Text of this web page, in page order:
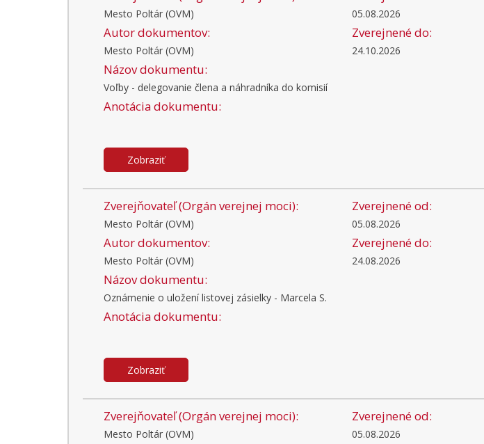
Mesto Poltár (OVM) 05.08.2026
Autor dokumentov:
Mesto Poltár (OVM)
Zverejnené do:
24.10.2026
Názov dokumentu:
Voľby - delegovanie člena a náhradníka do komisií
Anotácia dokumentu:
Zobraziť
Zverejňovateľ (Orgán verejnej moci):
Mesto Poltár (OVM)
Zverejnené od:
05.08.2026
Autor dokumentov:
Mesto Poltár (OVM)
Zverejnené do:
24.08.2026
Názov dokumentu:
Oznámenie o uložení listovej zásielky - Marcela S.
Anotácia dokumentu:
Zobraziť
Zverejňovateľ (Orgán verejnej moci):
Mesto Poltár (OVM)
Zverejnené od:
05.08.2026